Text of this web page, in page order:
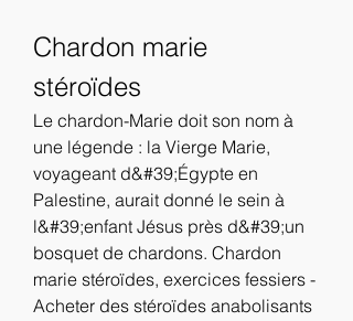
Chardon marie
stéroïdes
Le chardon-Marie doit son nom à
une légende : la Vierge Marie,
voyageant d&#39;Égypte en
Palestine, aurait donné le sein à
l&#39;enfant Jésus près d&#39;un
bosquet de chardons. Chardon
marie stéroïdes, exercices fessiers -
Acheter des stéroïdes anabolisants